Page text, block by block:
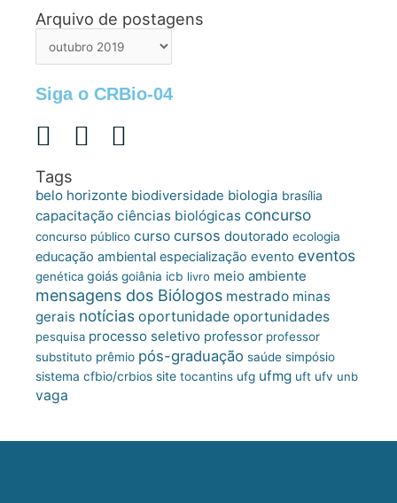
Arquivo de postagens
Arquivo
Siga o CRBio-04
Tags
belo horizonte biodiversidade biologia brasília
capacitação ciências biológicas concurso
concurso público curso cursos doutorado ecologia
educação ambiental especialização evento eventos
genética goiás goiânia icb livro meio ambiente
mensagens dos Biólogos mestrado minas
gerais notícias oportunidade oportunidades
pesquisa processo seletivo professor professor
substituto prêmio pós-graduação saúde simpósio
sistema cfbio/crbios site tocantins ufg ufmg uft ufv unb
vaga